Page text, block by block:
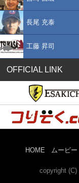
長尾 充泰
工藤 昇司
OFFICIAL LINK
HOME ムービー
copyright (C)